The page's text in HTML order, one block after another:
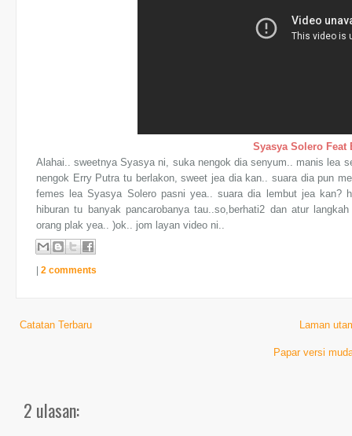
Syasya Solero Feat
Alahai.. sweetnya Syasya ni, suka nengok dia senyum.. manis lea
nengok Erry Putra tu berlakon, sweet jea dia kan.. suara dia pun
femes lea Syasya Solero pasni yea.. suara dia lembut jea kan?
hiburan tu banyak pancarobanya tau..so,berhati2 dan atur
orang plak yea.. )ok.. jom layan video ni..
| 2 comments
Catatan Terbaru Laman
Papar versi
2 ulasan: